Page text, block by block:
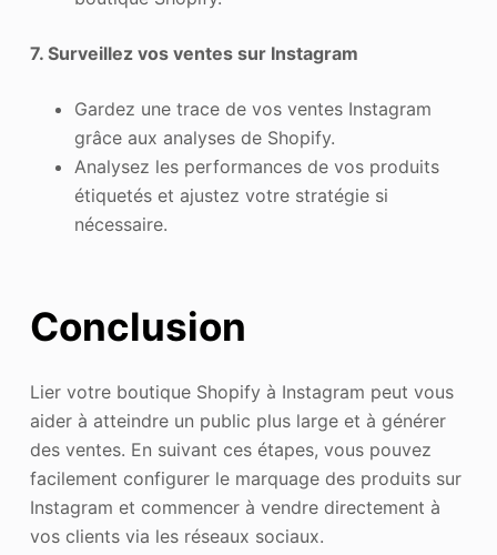
7. Surveillez vos ventes sur Instagram
Gardez une trace de vos ventes Instagram
grâce aux analyses de Shopify.
Analysez les performances de vos produits
étiquetés et ajustez votre stratégie si
nécessaire.
Conclusion
Lier votre boutique Shopify à Instagram peut vous
aider à atteindre un public plus large et à générer
des ventes. En suivant ces étapes, vous pouvez
facilement configurer le marquage des produits sur
Instagram et commencer à vendre directement à
vos clients via les réseaux sociaux.